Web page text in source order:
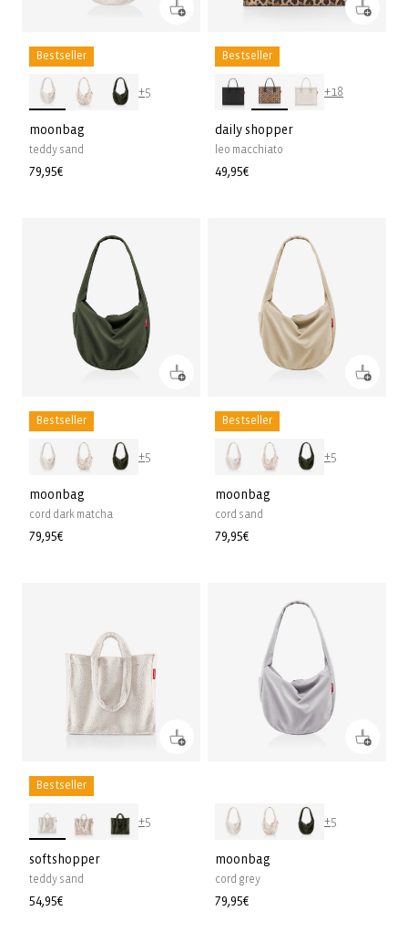
Bestseller
+5
moonbag
teddy sand
Prix
79,95€
Bestseller
+18
daily shopper
leo macchiato
Prix
49,95€
Bestseller
+5
moonbag
cord dark matcha
Prix
79,95€
Bestseller
+5
moonbag
cord sand
Prix
79,95€
Bestseller
+5
softshopper
teddy sand
Prix
54,95€
+5
moonbag
cord grey
Prix
79,95€